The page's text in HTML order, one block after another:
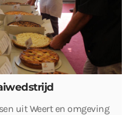
uit Weert en omgeving